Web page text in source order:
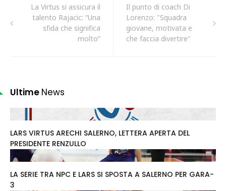
La Virtus si assicura il
talento Rajacic: “Una
sfida che significa
molto”
Il punto di coach Di
Lorenzo: "Squadra
giovane, motivata e
che faccia divertire"
Ultime News
LARS VIRTUS ARECHI SALERNO, LETTERA APERTA DEL
PRESIDENTE RENZULLO
LA SERIE TRA NPC E LARS SI SPOSTA A SALERNO PER GARA-
3